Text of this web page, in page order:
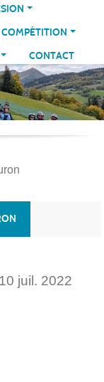
COMPÉTITION
CONTACT
10 juil. 2022